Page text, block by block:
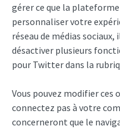
gérer ce que la
personnaliser votre
réseau de médias
désactiver plusieurs
pour Twitter dans la
Vous pouvez modifier ces
connectez pas à votre
concerneront que le